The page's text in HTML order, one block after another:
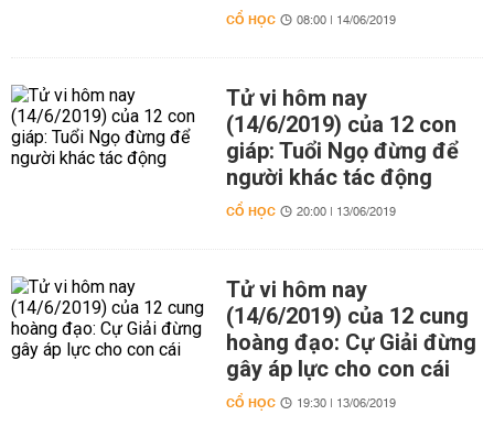
CỔ HỌC 08:00 | 14/06/2019
Tử vi hôm nay
(14/6/2019) của 12 con
giáp: Tuổi Ngọ đừng để
người khác tác động
CỔ HỌC 20:00 | 13/06/2019
Tử vi hôm nay
(14/6/2019) của 12 cung
hoàng đạo: Cự Giải đừng
gây áp lực cho con cái
CỔ HỌC 19:30 | 13/06/2019